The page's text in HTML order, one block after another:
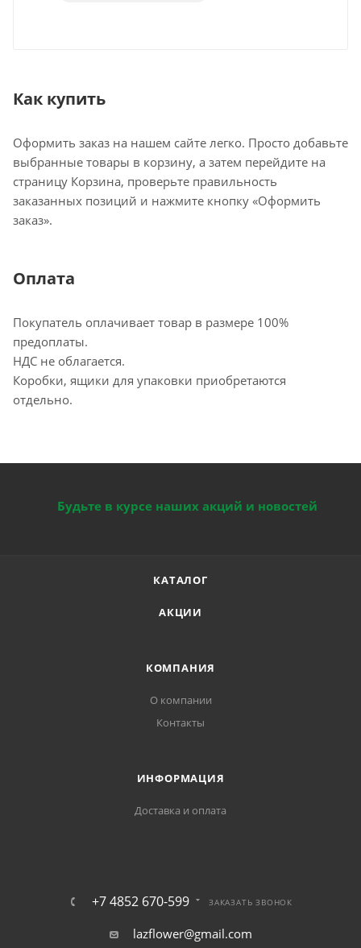
Как купить
Оформить заказ на нашем сайте легко. Просто добавьте
выбранные товары в корзину, а затем перейдите на
страницу Корзина, проверьте правильность
заказанных позиций и нажмите кнопку «Оформить
заказ».
Оплата
Покупатель оплачивает товар в размере 100%
предоплаты.
НДС не облагается.
Коробки, ящики для упаковки приобретаются
отдельно.
Будьте в курсе наших акций и новостей
КАТАЛОГ
АКЦИИ
КОМПАНИЯ
О компании
Контакты
ИНФОРМАЦИЯ
Доставка и оплата
+7 4852 670-599 ЗАКАЗАТЬ ЗВОНОК
lazflower@gmail.com